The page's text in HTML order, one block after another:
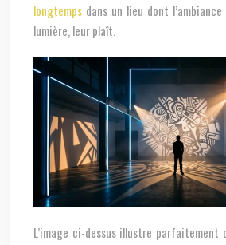
longtemps dans un lieu dont
lumière, leur plaît.
L’image ci-dessus illustre parfaitement